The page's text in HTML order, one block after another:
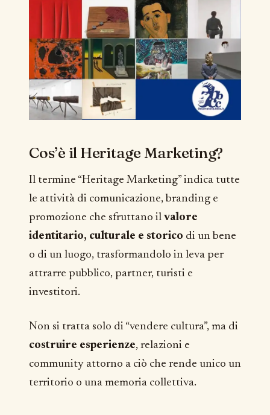
Cos’è il Heritage Marketing?
Il termine “Heritage Marketing” indica tutte
le attività di comunicazione, branding e
promozione che sfruttano il valore
identitario, culturale e storico di un bene
o di un luogo, trasformandolo in leva per
attrarre pubblico, partner, turisti e
investitori.
Non si tratta solo di “vendere cultura”, ma di
costruire esperienze, relazioni e
community attorno a ciò che rende unico un
territorio o una memoria collettiva.